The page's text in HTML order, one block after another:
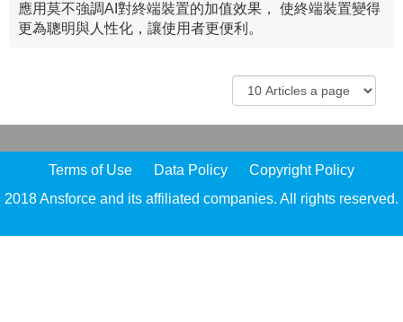
應用莫不強調AI對終端裝置的加值效果， 使終端裝置變得
更為聰明與人性化，讓使用者更便利。
Terms of Use Data Policy
Copyright Policy
2018 Ansforce and its affiliated companies. All rights reserved.